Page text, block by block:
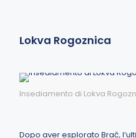
Lokva Rogoznica
Insediamento di Lokva
Dopo aver esplorato Brač,